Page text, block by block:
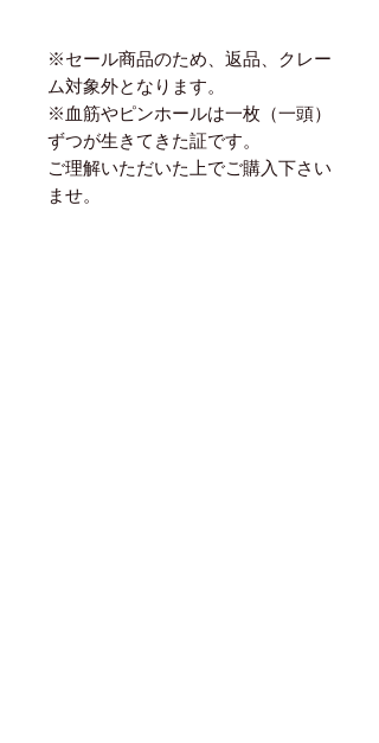
※セール商品のため、返品、クレー
ム対象外となります。
※血筋やピンホールは一枚（一頭）
ずつが生きてきた証です。
ご理解いただいた上でご購入下さい
ませ。